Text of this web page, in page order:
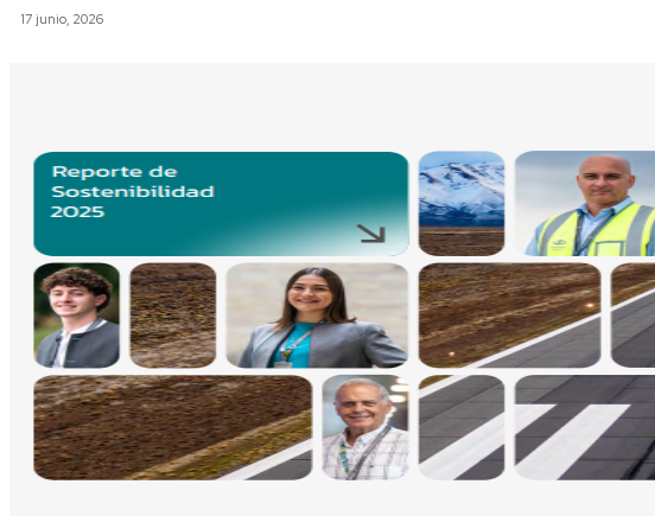
17 junio, 2026